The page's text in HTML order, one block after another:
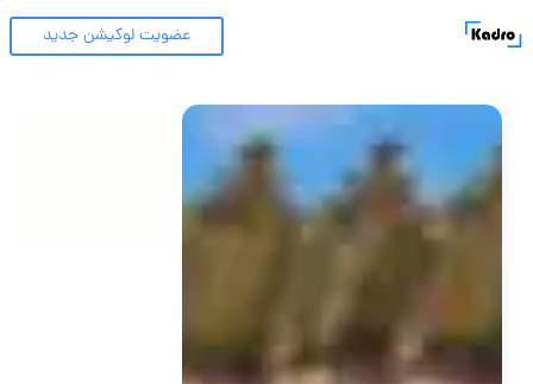
عضویت لوکیشن جدید